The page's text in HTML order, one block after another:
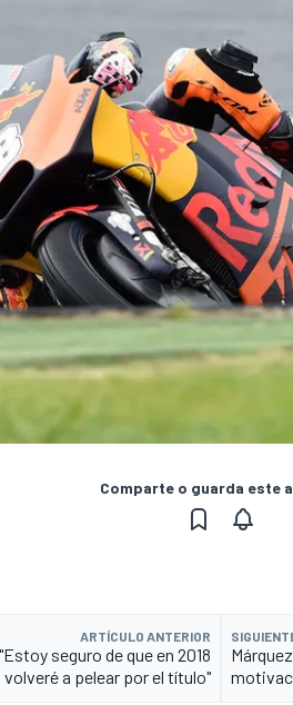
Comparte o guarda este
ARTÍCULO ANTERIOR
seguro de que en 2018
volveré a pelear por el título"